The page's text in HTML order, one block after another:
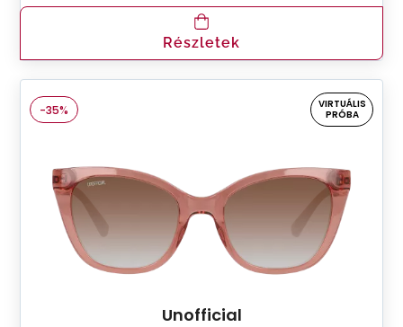
Részletek
-35%
VIRTUÁLIS
PRÓBA
Unofficial